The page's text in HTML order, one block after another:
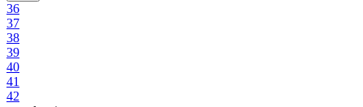
36
37
38
39
40
41
42